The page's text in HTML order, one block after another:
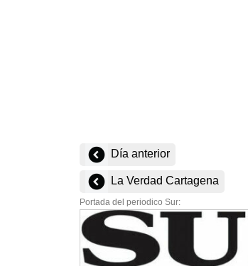
Día anterior
La Verdad Cartagena
Portada del periodico Sur: